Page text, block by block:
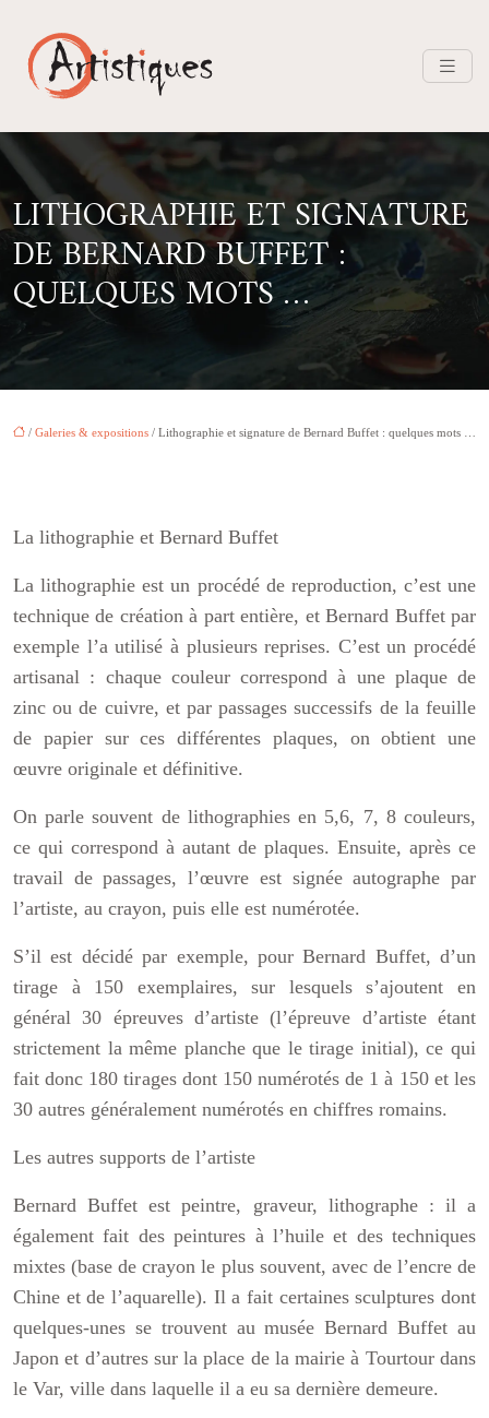
LITHOGRAPHIE ET SIGNATURE
DE BERNARD BUFFET :
QUELQUES MOTS …
/ Galeries & expositions / Lithographie et signature de Bernard Buffet : quelques mots …
La lithographie et Bernard Buffet
La lithographie est un procédé de reproduction, c’est une
technique de création à part entière, et Bernard Buffet par
exemple l’a utilisé à plusieurs reprises. C’est un procédé
artisanal : chaque couleur correspond à une plaque de
zinc ou de cuivre, et par passages successifs de la feuille
de papier sur ces différentes plaques, on obtient une
œuvre originale et définitive.
On parle souvent de lithographies en 5,6, 7, 8 couleurs,
ce qui correspond à autant de plaques. Ensuite, après ce
travail de passages, l’œuvre est signée autographe par
l’artiste, au crayon, puis elle est numérotée.
S’il est décidé par exemple, pour Bernard Buffet, d’un
tirage à 150 exemplaires, sur lesquels s’ajoutent en
général 30 épreuves d’artiste (l’épreuve d’artiste étant
strictement la même planche que le tirage initial), ce qui
fait donc 180 tirages dont 150 numérotés de 1 à 150 et les
30 autres généralement numérotés en chiffres romains.
Les autres supports de l’artiste
Bernard Buffet est peintre, graveur, lithographe : il a
également fait des peintures à l’huile et des techniques
mixtes (base de crayon le plus souvent, avec de l’encre de
Chine et de l’aquarelle). Il a fait certaines sculptures dont
quelques-unes se trouvent au musée Bernard Buffet au
Japon et d’autres sur la place de la mairie à Tourtour dans
le Var, ville dans laquelle il a eu sa dernière demeure.